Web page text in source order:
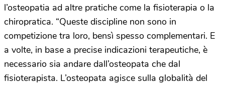
l’osteopatia ad altre pratiche come la fisioterapia o la
chiropratica. “Queste discipline non sono in
competizione tra loro, bensì spesso complementari. E
a volte, in base a precise indicazioni terapeutiche, è
necessario sia andare dall’osteopata che dal
fisioterapista. L’osteopata agisce sulla globalità del